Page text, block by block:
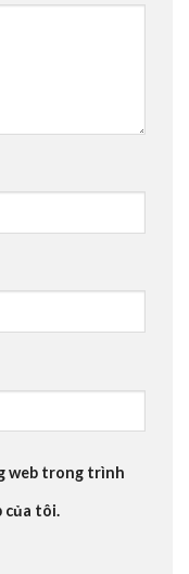
web trong trình
của tôi.